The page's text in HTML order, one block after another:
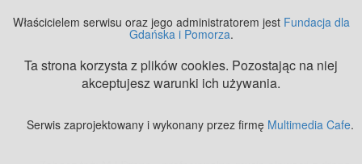
Właścicielem serwisu oraz jego administratorem jest Fundacja dla
Gdańska i Pomorza.
Ta strona korzysta z plików cookies. Pozostając na niej
akceptujesz warunki ich używania.
Serwis zaprojektowany i wykonany przez firmę Multimedia Cafe.